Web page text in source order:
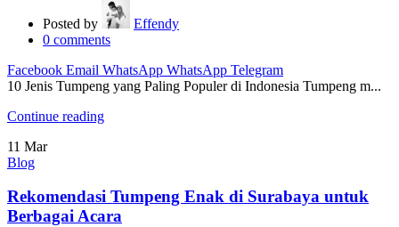
Posted by
Effendy
0 comments
Facebook Email WhatsApp WhatsApp Telegram
10 Jenis Tumpeng yang Paling Populer di Indonesia Tumpeng m...
Continue reading
11 Mar
Blog
Rekomendasi Tumpeng Enak di Surabaya untuk
Berbagai Acara